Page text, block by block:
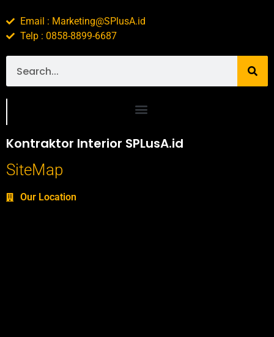
Email : Marketing@SPlusA.id
Telp : 0858-8899-6687
Kontraktor Interior SPLusA.id
SiteMap
Our Location